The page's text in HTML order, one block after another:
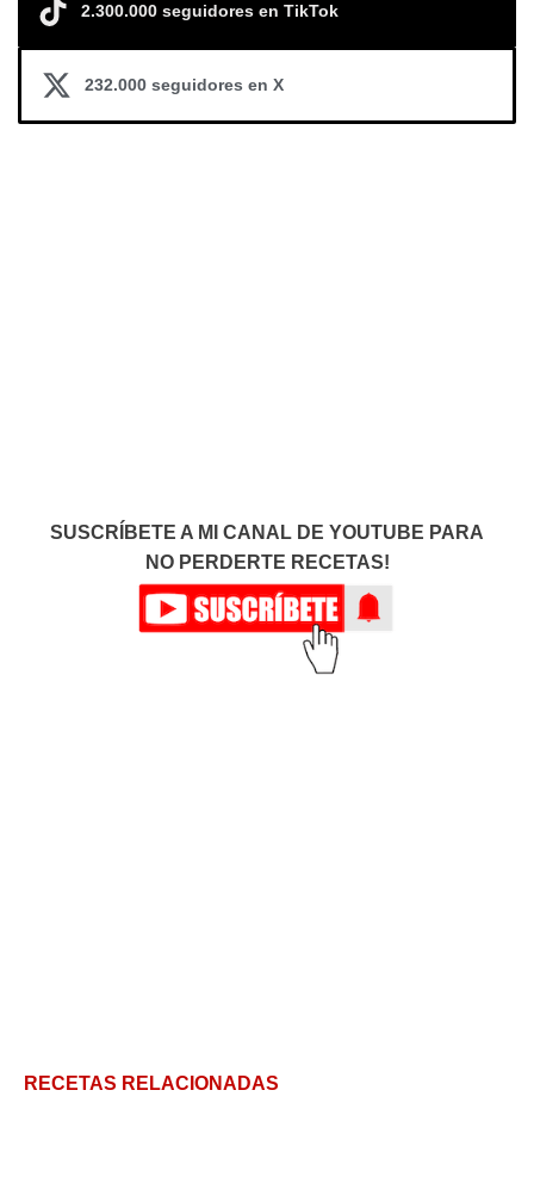
2.300.000 seguidores en TikTok
232.000 seguidores en X
SUSCRÍBETE A MI CANAL DE YOUTUBE PARA
NO PERDERTE RECETAS!
RECETAS RELACIONADAS